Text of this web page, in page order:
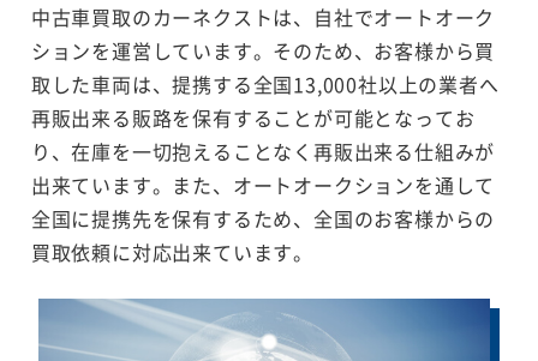
中古車買取のカーネクストは、自社でオートオーク
ションを運営しています。そのため、お客様から買
取した車両は、提携する全国13,000社以上の業者へ
再販出来る販路を保有することが可能となってお
り、在庫を一切抱えることなく再販出来る仕組みが
出来ています。また、オートオークションを通して
全国に提携先を保有するため、全国のお客様からの
買取依頼に対応出来ています。